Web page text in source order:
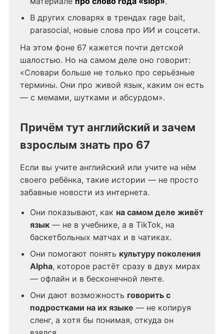
В других словарях в трендах rage bait,
parasocial, новые слова про ИИ и соцсети.
На этом фоне 67 кажется почти детской
шалостью. Но на самом деле оно говорит:
«Словари больше не только про серьёзные
термины. Они про живой язык, каким он есть
— с мемами, шутками и абсурдом».
Причём тут английский и зачем
взрослым знать про 67
Если вы учите английский или учите на нём
своего ребёнка, такие истории — не просто
забавные новости из интернета.
Они показывают, как на самом деле живёт
язык — не в учебнике, а в TikTok, на
баскетбольных матчах и в чатиках.
Они помогают понять культуру поколения
Alpha, которое растёт сразу в двух мирах
— офлайн и в бесконечной ленте.
Они дают возможность говорить с
подростками на их языке — не копируя
сленг, а хотя бы понимая, откуда он